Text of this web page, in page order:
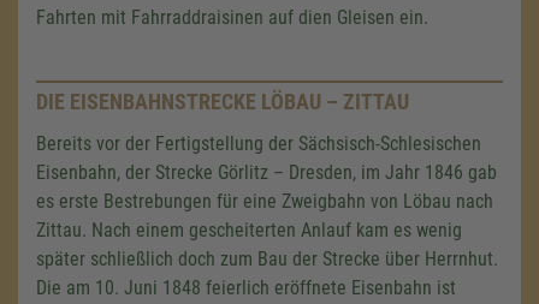
Fahrten mit Fahrraddraisinen auf dien Gleisen ein.
DIE EISENBAHNSTRECKE LÖBAU – ZITTAU
Bereits vor der Fertigstellung der Sächsisch-Schlesischen
Eisenbahn, der Strecke Görlitz – Dresden, im Jahr 1846 gab
es erste Bestrebungen für eine Zweigbahn von Löbau nach
Zittau. Nach einem gescheiterten Anlauf kam es wenig
später schließlich doch zum Bau der Strecke über Herrnhut.
Die am 10. Juni 1848 feierlich eröffnete Eisenbahn ist